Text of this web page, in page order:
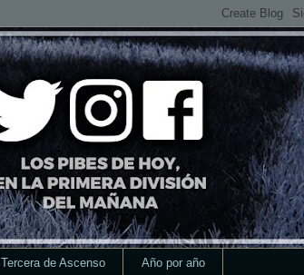
Tercera de Ascenso Año por año